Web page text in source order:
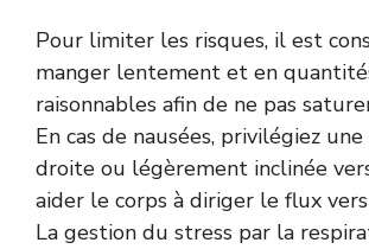
Pour limiter les risques, il est
manger lentement et en
raisonnables afin de ne pas
En cas de nausées, privilégiez
droite ou légèrement inclinée
aider le corps à diriger le flux
La gestion du stress par la